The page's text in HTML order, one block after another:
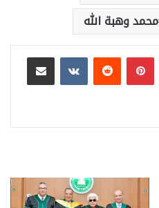
محمد وهبة الله
بينتيريست
مشاركة عبر البريد